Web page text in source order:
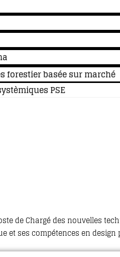
forestier basée sur marché
PSE
de Chargé des nouvelles
et ses compétences en